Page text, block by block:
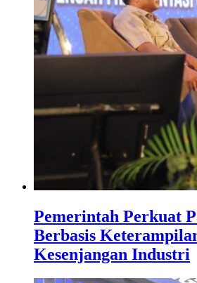
Pemerintah Perkuat
Berbasis
Kesenjangan Industri